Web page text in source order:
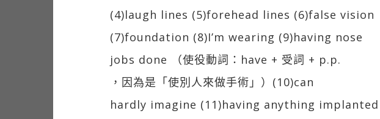
(4)laugh lines (5)forehead lines (6)false vision
(7)foundation (8)I’m wearing (9)having nose
jobs done （使役動詞：have + 受詞 + p.p.
，因為是「使別人來做手術」）(10)can
hardly imagine (11)having anything implanted